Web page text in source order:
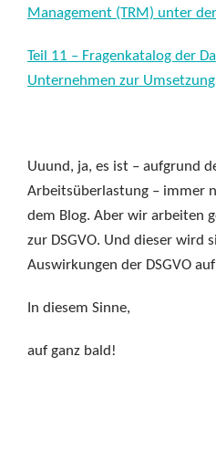
Management (TRM) unter der
Teil 11 – Fragenkatalog der
Unternehmen zur Umsetzung
Uuund, ja, es ist – aufgrund
Arbeitsüberlastung – immer
dem Blog. Aber wir arbeiten
zur DSGVO. Und dieser wird
Auswirkungen der DSGVO
In diesem Sinne,
auf ganz bald!